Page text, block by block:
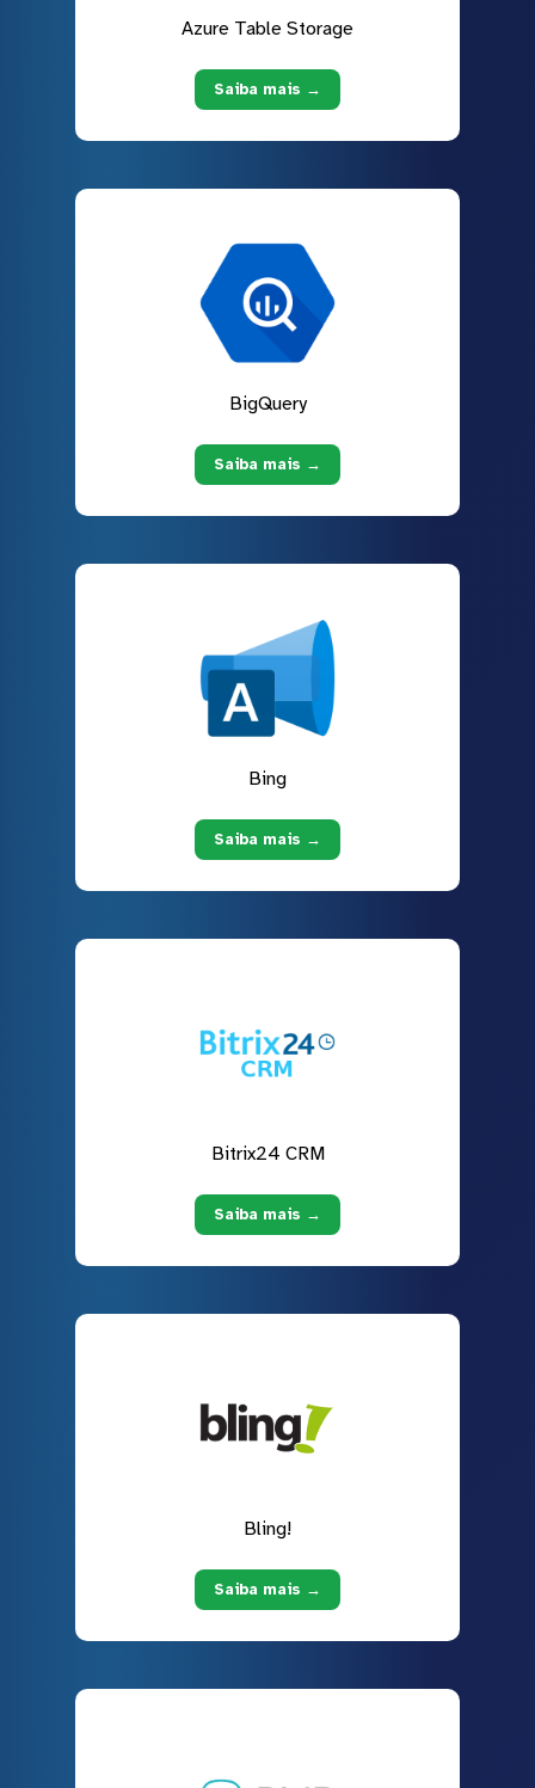
Azure Table Storage
Saiba mais →
BigQuery
Saiba mais →
Bing
Saiba mais →
Bitrix24 CRM
Saiba mais →
Bling!
Saiba mais →